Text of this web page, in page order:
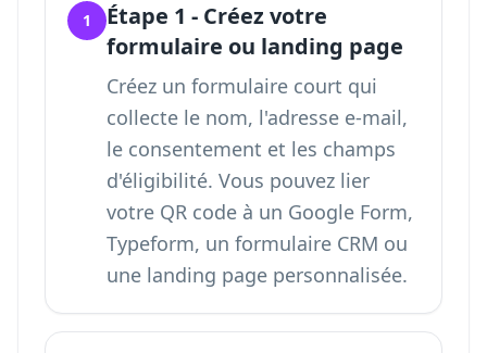
1
Étape 1 - Créez votre
formulaire ou landing page
Créez un formulaire court qui
collecte le nom, l'adresse e-mail,
le consentement et les champs
d'éligibilité. Vous pouvez lier
votre QR code à un Google Form,
Typeform, un formulaire CRM ou
une landing page personnalisée.